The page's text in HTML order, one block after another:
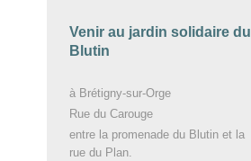
Venir au jardin solidaire du
Blutin
à Brétigny-sur-Orge
Rue du Carouge
entre la promenade du Blutin et la
rue du Plan.